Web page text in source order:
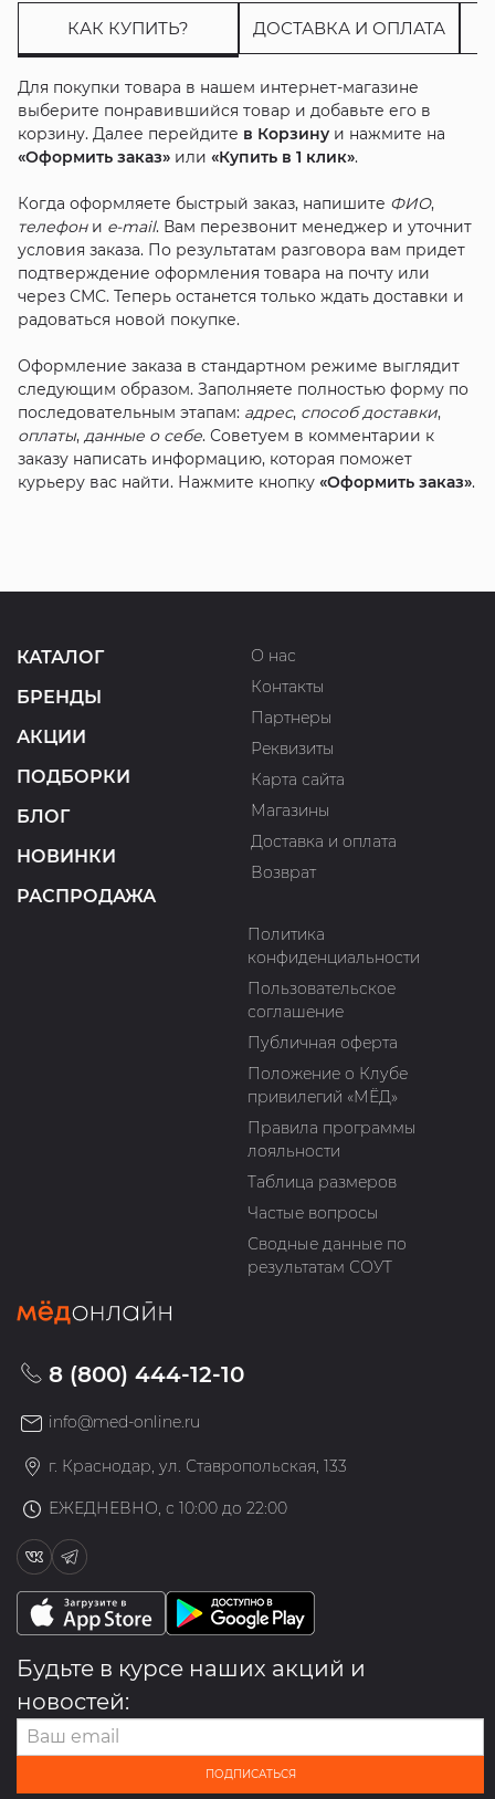
КАК КУПИТЬ? ДОСТАВКА И ОПЛАТА
Для покупки товара в нашем интернет-магазине
выберите понравившийся товар и добавьте его в
корзину. Далее перейдите в Корзинуи нажмите на
«Оформить заказ»или «Купить в 1 клик».
Когда оформляете быстрый заказ, напишите ФИО,
телефони e-mail. Вам перезвонит менеджер и уточнит
условия заказа. По результатам разговора вам придет
подтверждение оформления товара на почту или
через СМС. Теперь останется только ждать доставки и
радоваться новой покупке.
Оформление заказа в стандартном режиме выглядит
следующим образом. Заполняете полностью форму по
последовательным этапам: адрес, способ доставки,
оплаты, данные о себе. Советуем в комментарии к
заказу написать информацию, которая поможет
курьеру вас найти. Нажмите кнопку «Оформить заказ».
КАТАЛОГ
БРЕНДЫ
АКЦИИ
ПОДБОРКИ
БЛОГ
НОВИНКИ
РАСПРОДАЖА
О нас
Контакты
Партнеры
Реквизиты
Карта сайта
Магазины
Доставка и оплата
Возврат
Политика
конфиденциальности
Пользовательское
соглашение
Публичная оферта
Положение о Клубе
привилегий «МЁД»
Правила программы
лояльности
Таблица размеров
Частые вопросы
Сводные данные по
результатам СОУТ
8 (800) 444-12-10
info@med-online.ru
г. Краснодар, ул. Ставропольская, 133
ЕЖЕДНЕВНО, с 10:00 до 22:00
Будьте в курсе наших акций и
новостей:
ПОДПИСАТЬСЯ